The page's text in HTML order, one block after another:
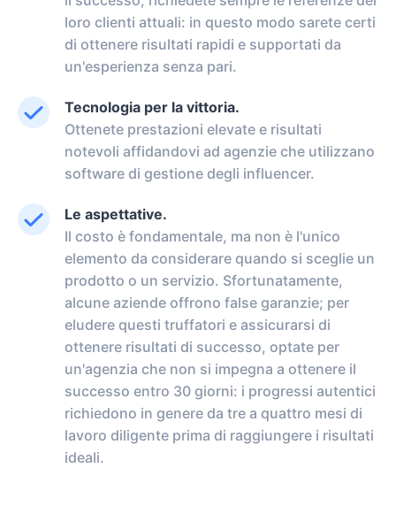
loro clienti attuali: in questo modo sarete certi
di ottenere risultati rapidi e supportati da
un'esperienza senza pari.
Tecnologia per la vittoria.
Ottenete prestazioni elevate e risultati
notevoli affidandovi ad agenzie che utilizzano
software di gestione degli influencer.
Le aspettative.
Il costo è fondamentale, ma non è l'unico
elemento da considerare quando si sceglie un
prodotto o un servizio. Sfortunatamente,
alcune aziende offrono false garanzie; per
eludere questi truffatori e assicurarsi di
ottenere risultati di successo, optate per
un'agenzia che non si impegna a ottenere il
successo entro 30 giorni: i progressi autentici
richiedono in genere da tre a quattro mesi di
lavoro diligente prima di raggiungere i risultati
ideali.